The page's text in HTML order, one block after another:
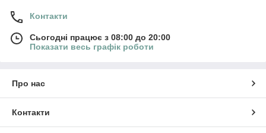
Контакти
Сьогодні працює з 08:00 до 20:00
Показати весь графік роботи
Про нас
Контакти